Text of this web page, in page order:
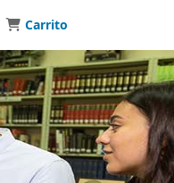
Carrito